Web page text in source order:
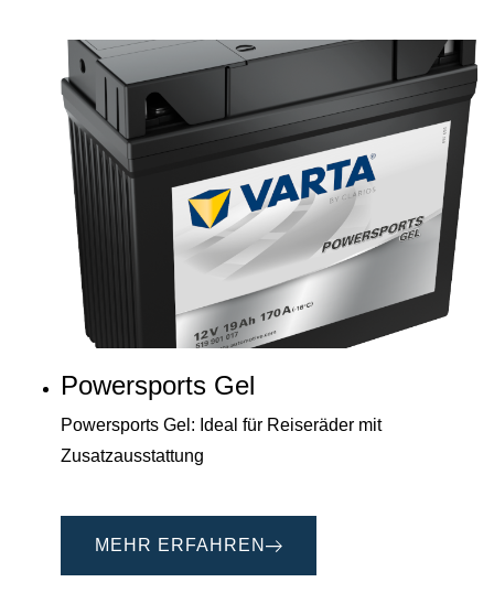
Powersports Gel
Powersports Gel: Ideal für Reiseräder mit
Zusatzausstattung
MEHR ERFAHREN